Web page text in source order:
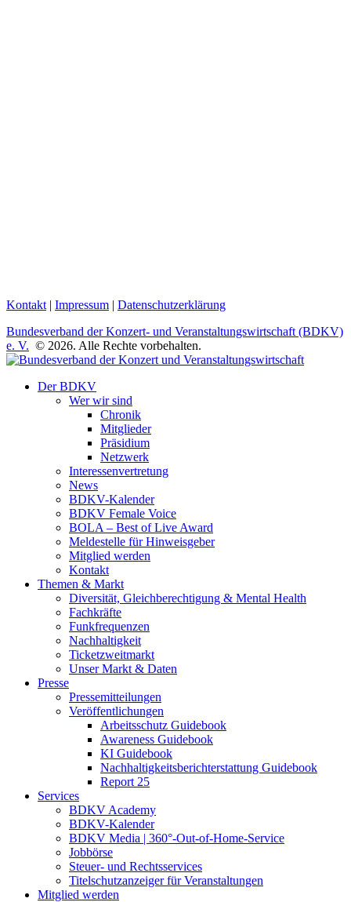
Kontakt | Impressum | Datenschutzerklärung
Bundesverband der Konzert- und Veranstaltungswirtschaft (BDKV)
e. V. © 2026. Alle Rechte vorbehalten.
Der BDKV
Wer wir sind
Chronik
Mitglieder
Präsidium
Netzwerk
Interessenvertretung
News
BDKV-Kalender
BDKV Female Voice
BOLA – Best of Live Award
Meldestelle für Hinweisgeber
Mitglied werden
Kontakt
Themen & Markt
Diversität, Gleichberechtigung & Mental Health
Fachkräfte
Funkfrequenzen
Nachhaltigkeit
Ticketzweitmarkt
Unser Markt & Daten
Presse
Pressemitteilungen
Veröffentlichungen
Arbeitsschutz Guidebook
Awareness Guidebook
KI Guidebook
Nachhaltigkeitsberichterstattung Guidebook
Report 25
Services
BDKV Academy
BDKV-Kalender
BDKV Media | 360°-Out-of-Home-Service
Jobbörse
Steuer- und Rechtsservices
Titelschutzanzeiger für Veranstaltungen
Mitglied werden